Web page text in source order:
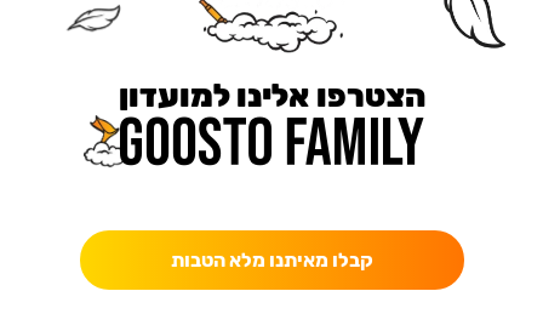
הצטרפו אלינו למועדון
קבלו מאיתנו מלא הטבות